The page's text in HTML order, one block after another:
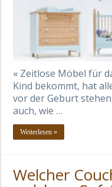
« Zeitlose Möbel für
Kind bekommt, hat
vor der Geburt
auch, wie …
Weiterlesen »
Welcher